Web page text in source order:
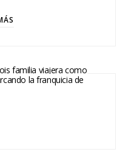
familia viajera como
la franquicia de